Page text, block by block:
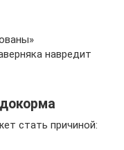
навредит
стать причиной: